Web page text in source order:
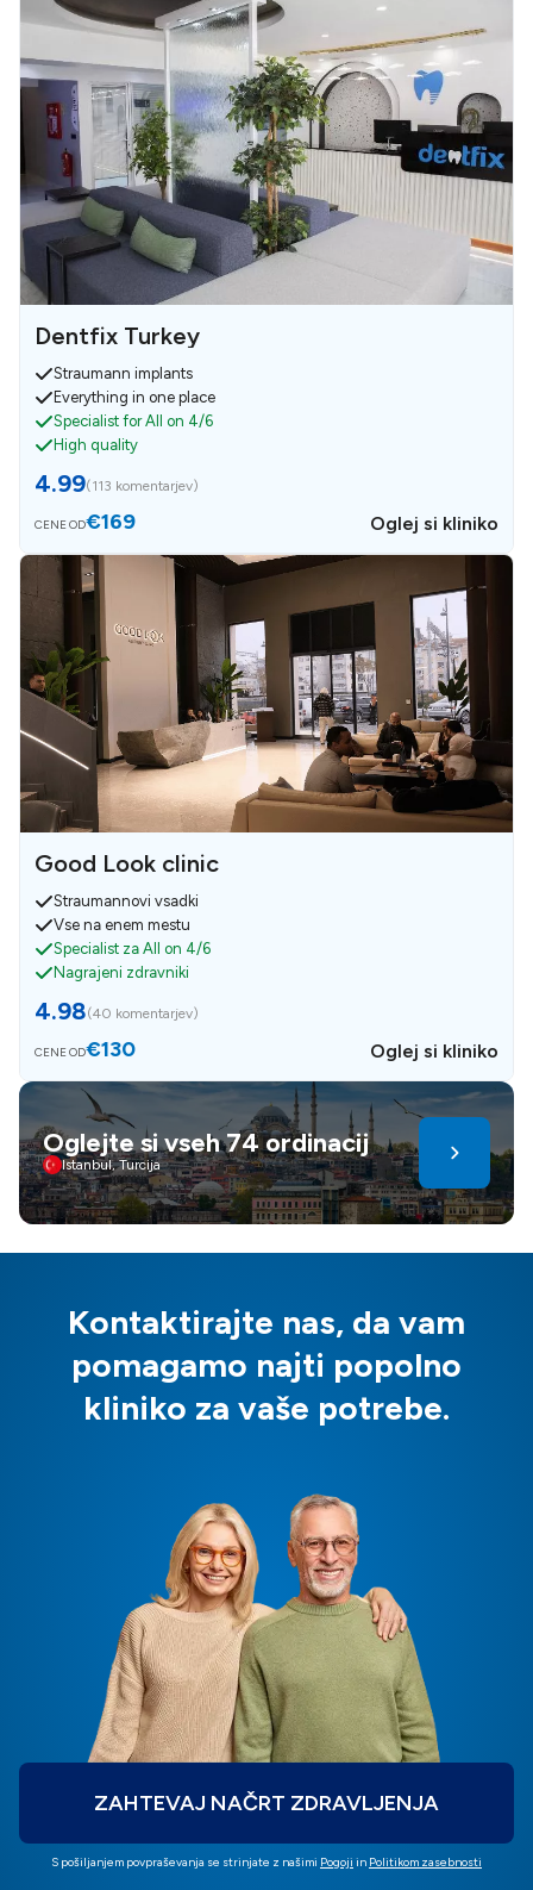
Dentfix Turkey
Straumann implants
Everything in one place
Specialist for All on 4/6
High quality
4.99(113 komentarjev)
CENE OD€169 Oglej si kliniko
Good Look clinic
Straumannovi vsadki
Vse na enem mestu
Specialist za All on 4/6
Nagrajeni zdravniki
4.98(40 komentarjev)
CENE OD€130 Oglej si kliniko
Oglejte si vseh 74 ordinacij
Istanbul, Turcija
Kontaktirajte nas, da vam
pomagamo najti popolno
kliniko za vaše potrebe.
ZAHTEVAJ NAČRT ZDRAVLJENJA
S pošiljanjem povpraševanja se strinjate z našimi Pogoji in Politikom zasebnosti